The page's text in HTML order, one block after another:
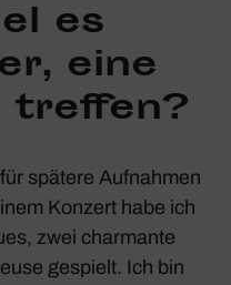
es
eine
treffen?
spätere Aufnahmen
Konzert habe ich
, zwei char­mante
gespielt. Ich bin